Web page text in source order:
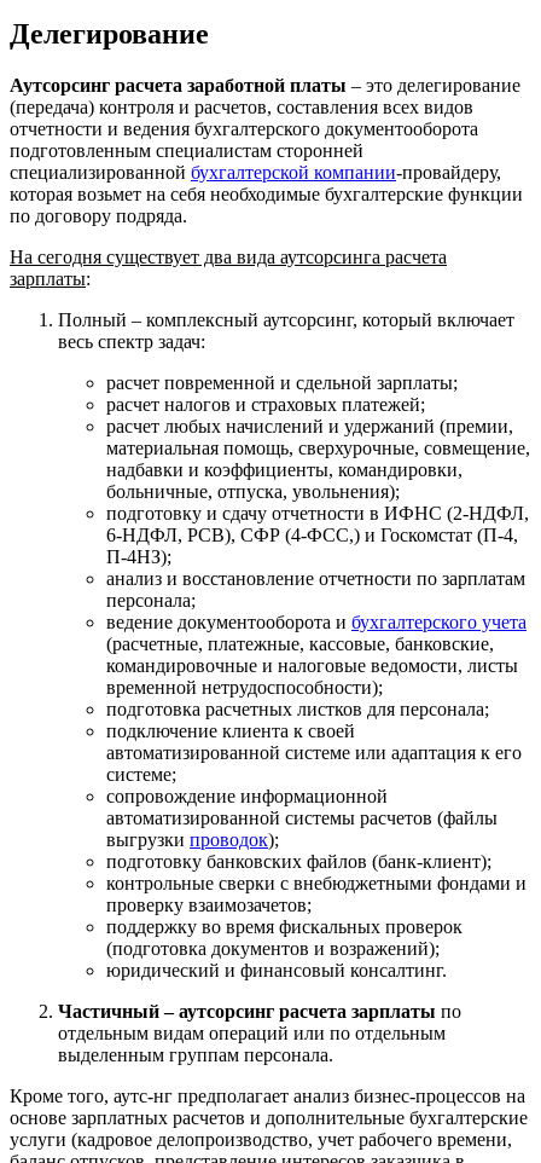
Делегирование
Аутсорсинг расчета заработной платы – это делегирование
(передача) контроля и расчетов, составления всех видов
отчетности и ведения бухгалтерского документооборота
подготовленным специалистам сторонней
специализированной бухгалтерской компании-провайдеру,
которая возьмет на себя необходимые бухгалтерские функции
по договору подряда.
На сегодня существует два вида аутсорсинга расчета
зарплаты:
Полный – комплексный аутсорсинг, который включает
весь спектр задач:
расчет повременной и сдельной зарплаты;
расчет налогов и страховых платежей;
расчет любых начислений и удержаний (премии,
материальная помощь, сверхурочные, совмещение,
надбавки и коэффициенты, командировки,
больничные, отпуска, увольнения);
подготовку и сдачу отчетности в ИФНС (2-НДФЛ,
6-НДФЛ, РСВ), СФР (4-ФСС,) и Госкомстат (П-4,
П-4НЗ);
анализ и восстановление отчетности по зарплатам
персонала;
ведение документооборота и бухгалтерского учета
(расчетные, платежные, кассовые, банковские,
командировочные и налоговые ведомости, листы
временной нетрудоспособности);
подготовка расчетных листков для персонала;
подключение клиента к своей
автоматизированной системе или адаптация к его
системе;
сопровождение информационной
автоматизированной системы расчетов (файлы
выгрузки проводок);
подготовку банковских файлов (банк-клиент);
контрольные сверки с внебюджетными фондами и
проверку взаимозачетов;
поддержку во время фискальных проверок
(подготовка документов и возражений);
юридический и финансовый консалтинг.
Частичный – аутсорсинг расчета зарплаты по
отдельным видам операций или по отдельным
выделенным группам персонала.
Кроме того, аутс-нг предполагает анализ бизнес-процессов на
основе зарплатных расчетов и дополнительные бухгалтерские
услуги (кадровое делопроизводство, учет рабочего времени,